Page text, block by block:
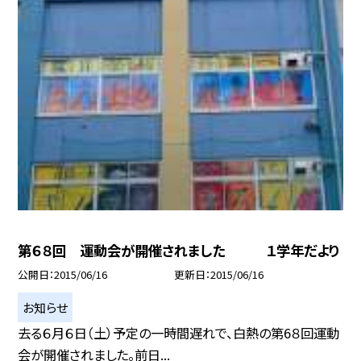
第６８回 運動会が開催されました １学年だより
公開日 2015/06/16 更新日 2015/06/16
お知らせ
去る６月６日（土）予定の一時間遅れで、白熱の第6８回運動
会が開催されました。前日...